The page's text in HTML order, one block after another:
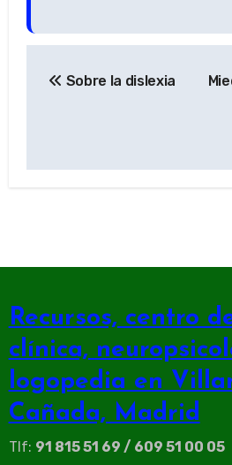
Sobre la dislexia
Recursos, centro
clínica,
logopedia en
Cañada, Madrid
Tlf: 91 815 51 69 / 609 51 00 05